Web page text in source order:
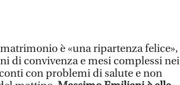
è «una ripartenza felice»,
di convivenza e mesi complessi nei
con problemi di salute e non